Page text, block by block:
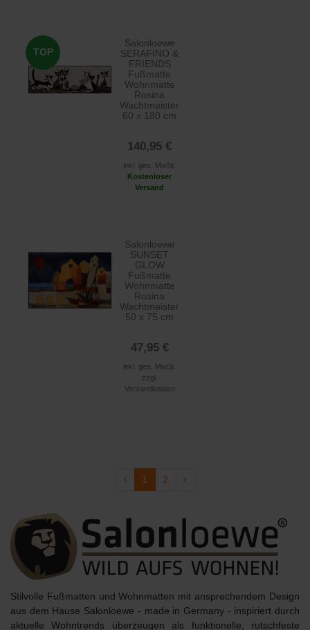
TOP
Salonloewe
SERAFINO &
FRIENDS
Fußmatte
Wohnmatte
Rosina
Wachtmeister
60 x 180 cm
140,95 €
inkl. ges. MwSt.
Kostenloser
Versand
Salonloewe
SUNSET
GLOW
Fußmatte
Wohnmatte
Rosina
Wachtmeister
50 x 75 cm
47,95 €
inkl. ges. MwSt.
zzgl.
Versandkosten
1 2
Stilvolle Fußmatten und Wohnmatten mit ansprechendem Design
aus dem Hause Salonloewe - made in Germany- inspiriert durch
aktuelle Wohntrends überzeugen als funktionelle, rutschfeste